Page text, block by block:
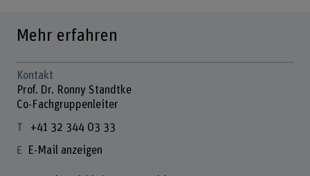
Mehr erfahren
Kontakt
Prof. Dr. Ronny Standtke
Co-Fachgruppenleiter
+41 32 344 03 33
E-Mail anzeigen